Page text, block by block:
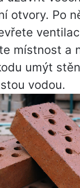
otvory. Po
místnost a
umýt
vodou.